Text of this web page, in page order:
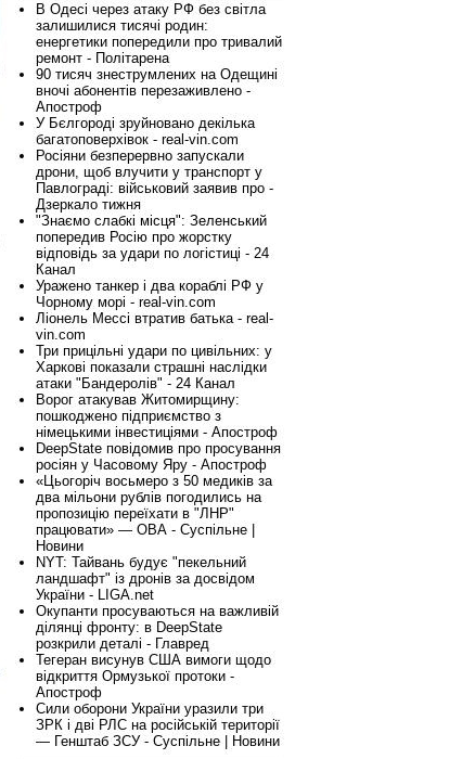
В Одесі через атаку РФ без світла
залишилися тисячі родин:
енергетики попередили про тривалий
ремонт - Політарена
90 тисяч знеструмлених на Одещині
вночі абонентів перезаживлено -
Апостроф
У Бєлгороді зруйновано декілька
багатоповерхівок - real-vin.com
Росіяни безперервно запускали
дрони, щоб влучити у транспорт у
Павлограді: військовий заявив про -
Дзеркало тижня
"Знаємо слабкі місця": Зеленський
попередив Росію про жорстку
відповідь за удари по логістиці - 24
Канал
Уражено танкер і два кораблі РФ у
Чорному морі - real-vin.com
Ліонель Мессі втратив батька - real-
vin.com
Три прицільні удари по цивільних: у
Харкові показали страшні наслідки
атаки "Бандеролів" - 24 Канал
Ворог атакував Житомирщину:
пошкоджено підприємство з
німецькими інвестиціями - Апостроф
DeepState повідомив про просування
росіян у Часовому Яру - Апостроф
«Цьогоріч восьмеро з 50 медиків за
два мільони рублів погодились на
пропозицію переїхати в "ЛНР"
працювати» — ОВА - Суспільне |
Новини
NYT: Тайвань будує "пекельний
ландшафт" із дронів за досвідом
України - LIGA.net
Окупанти просуваються на важливій
ділянці фронту: в DeepState
розкрили деталі - Главред
Тегеран висунув США вимоги щодо
відкриття Ормузької протоки -
Апостроф
Сили оборони України уразили три
ЗРК і дві РЛС на російській території
— Генштаб ЗСУ - Суспільне | Новини